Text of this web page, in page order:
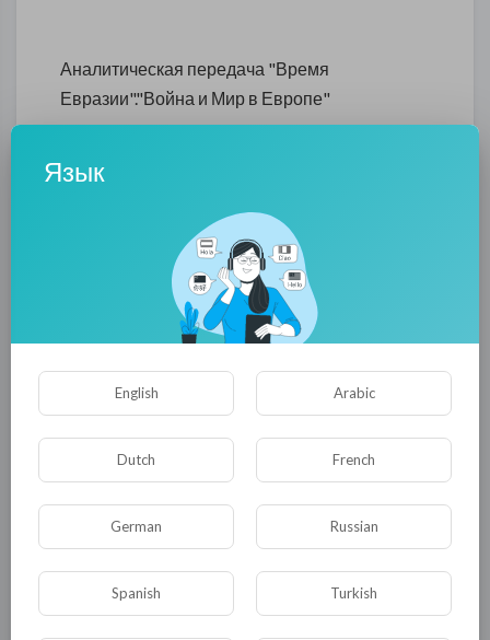
Аналитическая передача "Время
Евразии"."Война и Мир в Европе"
Комментариев нет
КАТЕГОРИИ
Язык
English Arabic
Dutch French
German Russian
Spanish Turkish